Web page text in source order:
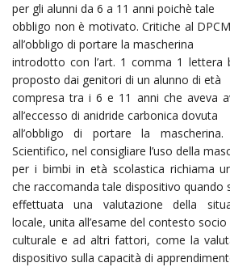
per gli alunni da 6 a 11 anni poichè tale
obbligo non è motivato. Critiche al
all’obbligo di portare la mascherina
introdotto con l’art. 1 comma 1 lettera
proposto dai genitori di un alunno di età
compresa tra i 6 e 11 anni che aveva
all’eccesso di anidride carbonica dovuta
all’obbligo di portare la
Scientifico, nel consigliare l’uso della
per i bimbi in età scolastica richiama
che raccomanda tale dispositivo quando
effettuata una valutazione della
locale, unita all’esame del contesto socio
culturale e ad altri fattori, come la
dispositivo sulla capacità di